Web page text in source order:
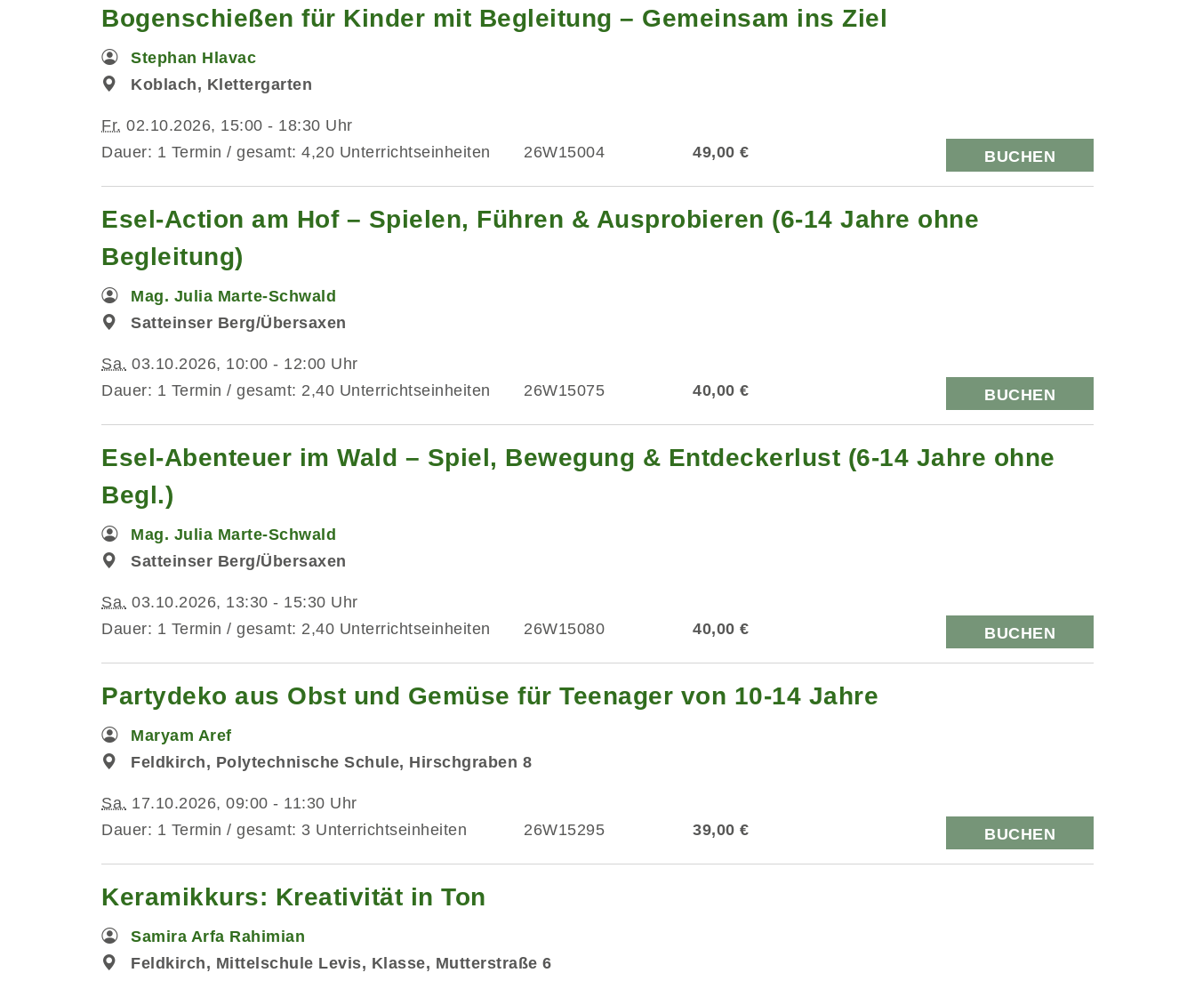
Bogenschießen für Kinder mit Begleitung – Gemeinsam ins Ziel
Stephan Hlavac
Koblach, Klettergarten
Fr. 02.10.2026, 15:00 - 18:30 Uhr
Dauer: 1 Termin / gesamt: 4,20 Unterrichtseinheiten
26W15004 49,00 € BUCHEN
Esel-Action am Hof – Spielen, Führen & Ausprobieren (6-14 Jahre ohne
Begleitung)
Mag. Julia Marte-Schwald
Satteinser Berg/Übersaxen
Sa. 03.10.2026, 10:00 - 12:00 Uhr
Dauer: 1 Termin / gesamt: 2,40 Unterrichtseinheiten
26W15075 40,00 € BUCHEN
Esel-Abenteuer im Wald – Spiel, Bewegung & Entdeckerlust (6-14 Jahre ohne
Begl.)
Mag. Julia Marte-Schwald
Satteinser Berg/Übersaxen
Sa. 03.10.2026, 13:30 - 15:30 Uhr
Dauer: 1 Termin / gesamt: 2,40 Unterrichtseinheiten
26W15080 40,00 € BUCHEN
Partydeko aus Obst und Gemüse für Teenager von 10-14 Jahre
Maryam Aref
Feldkirch, Polytechnische Schule, Hirschgraben 8
Sa. 17.10.2026, 09:00 - 11:30 Uhr
Dauer: 1 Termin / gesamt: 3 Unterrichtseinheiten
26W15295 39,00 € BUCHEN
Keramikkurs: Kreativität in Ton
Samira Arfa Rahimian
Feldkirch, Mittelschule Levis, Klasse, Mutterstraße 6